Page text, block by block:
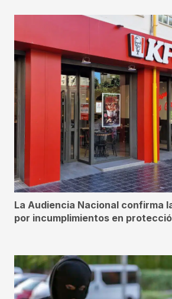
La Audiencia Nacional confirma
por incumplimientos en